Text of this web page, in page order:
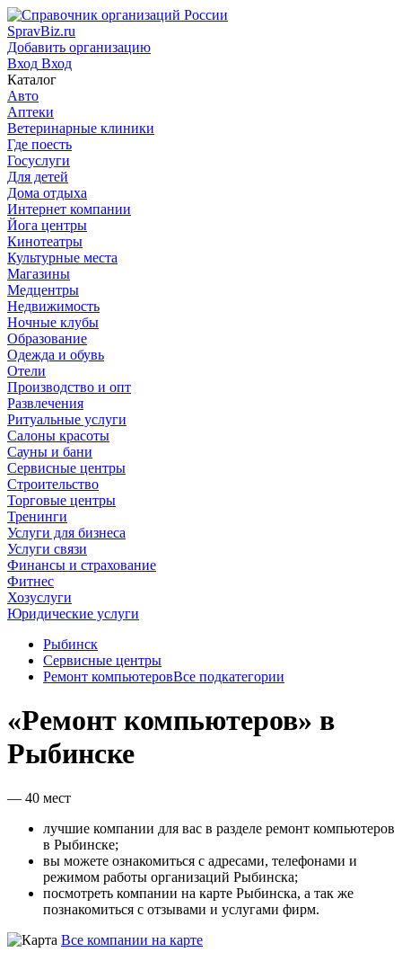
SpravBiz.ru
Добавить организацию
Вход Вход
Каталог
Авто
Аптеки
Ветеринарные клиники
Где поесть
Госуслуги
Для детей
Дома отдыха
Интернет компании
Йога центры
Кинотеатры
Культурные места
Магазины
Медцентры
Недвижимость
Ночные клубы
Образование
Одежда и обувь
Отели
Производство и опт
Развлечения
Ритуальные услуги
Салоны красоты
Сауны и бани
Сервисные центры
Строительство
Торговые центры
Тренинги
Услуги для бизнеса
Услуги связи
Финансы и страхование
Фитнес
Хозуслуги
Юридические услуги
Рыбинск
Сервисные центры
Ремонт компьютеровВсе подкатегории
«Ремонт компьютеров» в
Рыбинске
— 40 мест
лучшие компании для вас в разделе ремонт компьютеров
в Рыбинске;
вы можете ознакомиться с адресами, телефонами и
режимом работы организаций Рыбинска;
посмотреть компании на карте Рыбинска, а так же
познакомиться с отзывами и услугами фирм.
Все компании на карте